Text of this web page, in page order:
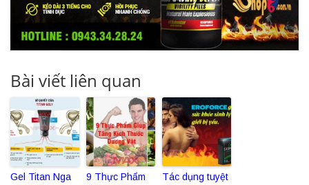
Bài viết liên quan
Gel Titan Nga
9 Thực Phẩm
Tác dụng tuyệt